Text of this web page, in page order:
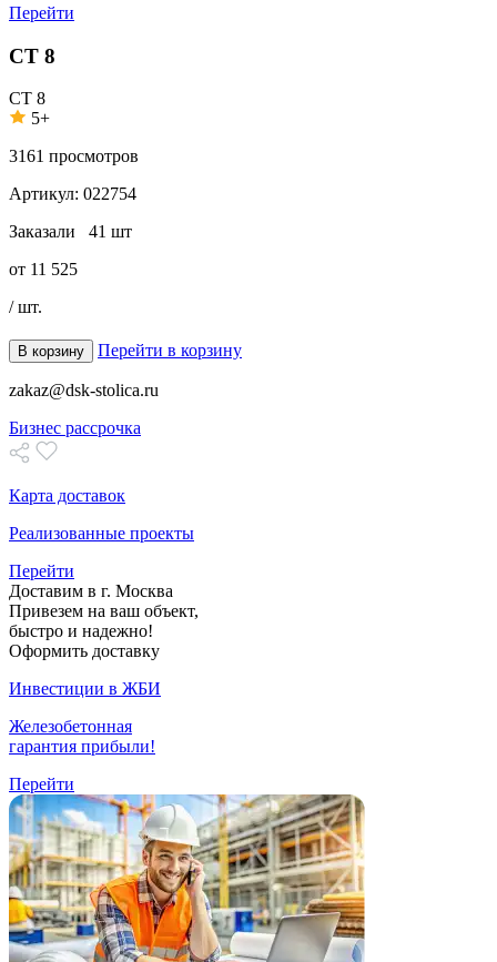
Перейти
СТ 8
СТ 8
5+
3161 просмотров
Артикул: 022754
Заказали 41 шт
от 11 525
/ шт.
В корзину Перейти в корзину
zakaz@dsk-stolica.ru
Бизнес рассрочка
Карта доставок
Реализованные проекты
Перейти
Доставим в г. Москва
Привезем на ваш объект,
быстро и надежно!
Оформить доставку
Инвестиции в ЖБИ
Железобетонная
гарантия прибыли!
Перейти